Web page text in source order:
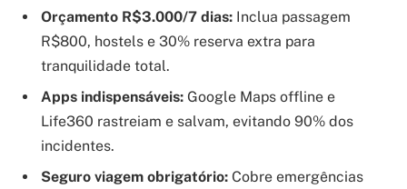
Orçamento R$3.000/7 dias: Inclua passagem
R$800, hostels e 30% reserva extra para
tranquilidade total.
Apps indispensáveis: Google Maps offline e
Life360 rastreiam e salvam, evitando 90% dos
incidentes.
Seguro viagem obrigatório: Cobre emergências